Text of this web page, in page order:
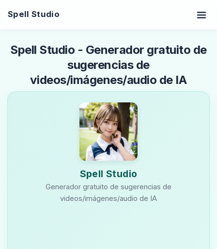
Spell Studio
Spell Studio - Generador gratuito de
sugerencias de
videos/imágenes/audio de IA
Spell Studio
Generador gratuito de sugerencias de
videos/imágenes/audio de IA